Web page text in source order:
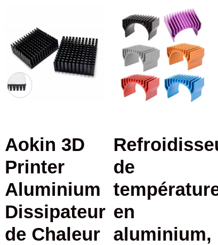
Aokin 3D
Printer
Aluminium
Dissipateur
de Chaleur
de
en
aluminium,